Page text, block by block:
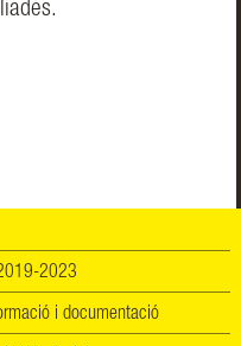
2023
i documentació